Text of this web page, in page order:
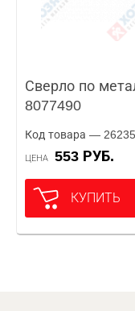
Сверло по
8077490
Код товара —
ЦЕНА 553 РУБ.
КУПИТЬ